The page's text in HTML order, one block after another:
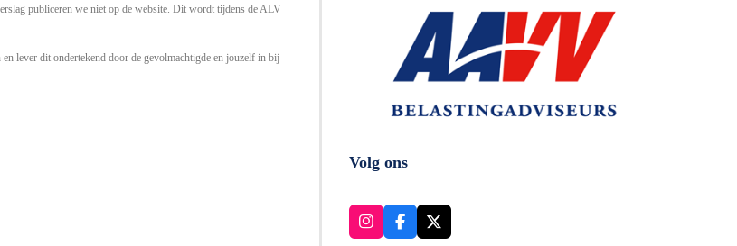
publiceren we niet op de website. Dit wordt tijdens de ALV
lever dit ondertekend door de gevolmachtigde en jouzelf in bij
Volg ons
I
F
X